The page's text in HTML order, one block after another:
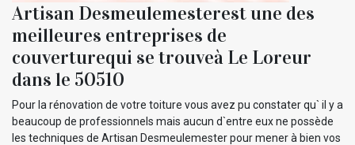
Artisan Desmeulemesterest une des
meilleures entreprises de
couverturequi se trouveà Le Loreur
dans le 50510
Pour la rénovation de votre toiture vous avez pu constater qu` il y a
beaucoup de professionnels mais aucun d`entre eux ne possède
les techniques de Artisan Desmeulemester pour mener à bien vos